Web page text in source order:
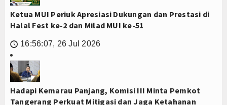
Ketua MUI Periuk Apresiasi Dukungan dan Prestasi di
Halal Fest ke-2 dan Milad MUI ke-51
🕔 16:56:07, 26 Jul 2026
Hadapi Kemarau Panjang, Komisi III Minta Pemkot
Tangerang Perkuat Mitigasi dan Jaga Ketahanan